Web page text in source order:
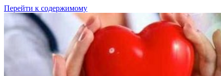
Перейти к содержимому